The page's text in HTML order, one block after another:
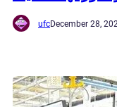
ufcDecember 28,